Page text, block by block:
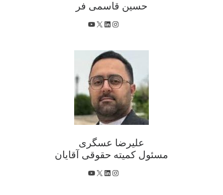
حسین قاسمی فر
اینستاگرم
لینکداین
X یوتیوب
علیرضا عسگری
مسئول کمیته حقوقی آقایان
اینستاگرم
لینکداین
X یوتیوب